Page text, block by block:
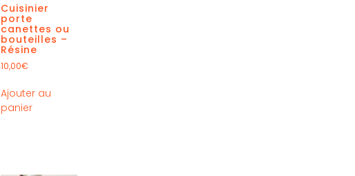
Cuisinier
porte
canettes ou
bouteilles –
Résine
10,00€
Ajouter au
panier